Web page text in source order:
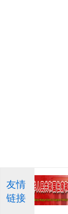
友情
链接